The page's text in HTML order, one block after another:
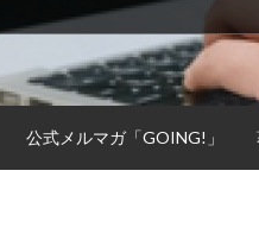
公式メルマガ「GOING!」